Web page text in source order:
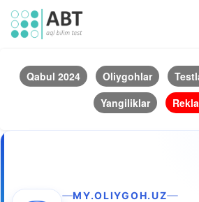
Qabul 2024 Oliygohlar
Yangiliklar
MY.OLIYGOH.UZ